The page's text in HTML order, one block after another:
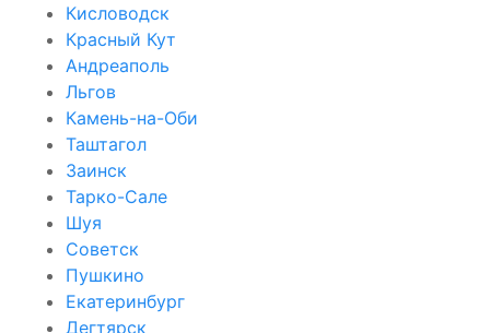
Кисловодск
Красный Кут
Андреаполь
Льгов
Камень-на-Оби
Таштагол
Заинск
Тарко-Сале
Шуя
Советск
Пушкино
Екатеринбург
Дегтярск